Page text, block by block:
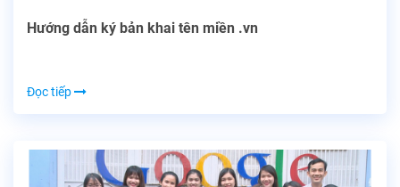
Hướng dẫn ký bản khai tên miền .vn
Đọc tiếp